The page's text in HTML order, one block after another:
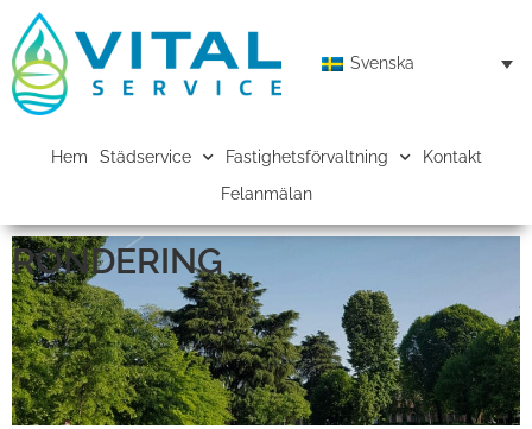
Svenska
Hem Städservice Fastighetsförvaltning
Kontakt
Felanmälan
RONDERING